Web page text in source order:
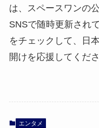
は、スペースワンの
SNSで随時更新され
をチェックして、日
開けを応援してくださ
エンタメ